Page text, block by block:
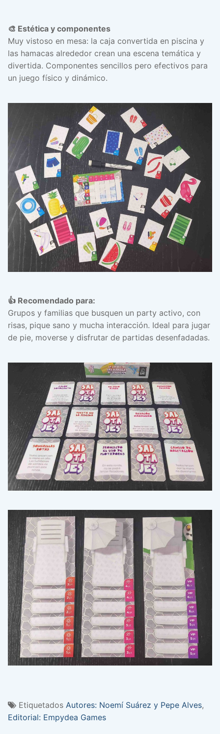
🎨 Estética y componentes
Muy vistoso en mesa: la caja convertida en piscina y
las hamacas alrededor crean una escena temática y
divertida. Componentes sencillos pero efectivos para
un juego físico y dinámico.
👍 Recomendado para:
Grupos y familias que busquen un party activo, con
risas, pique sano y mucha interacción. Ideal para jugar
de pie, moverse y disfrutar de partidas desenfadadas.
Etiquetados Autores: Noemí Suárez y Pepe Alves,
Editorial: Empydea Games